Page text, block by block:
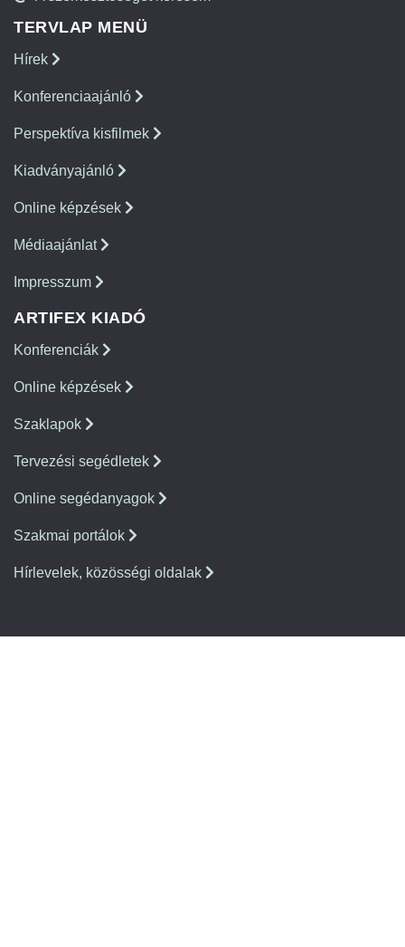
TERVLAP MENÜ
Hírek
Konferenciaajánló
Perspektíva kisfilmek
Kiadványajánló
Online képzések
Médiaajánlat
Impresszum
ARTIFEX KIADÓ
Konferenciák
Online képzések
Szaklapok
Tervezési segédletek
Online segédanyagok
Szakmai portálok
Hírlevelek, közösségi oldalak